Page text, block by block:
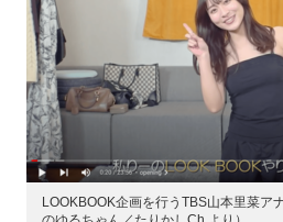
LOOKBOOK企画を行うTBS山本里菜ア